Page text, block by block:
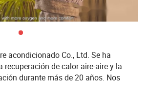
acondicionado Co., Ltd. Se ha
recuperación de calor aire-aire y la
durante más de 20 años. Nos
China empresas similares. Sede